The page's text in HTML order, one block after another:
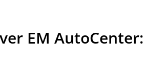
EM AutoCenter: